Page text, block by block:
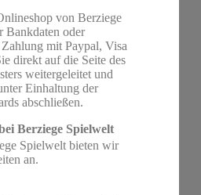
von Berziege
Bankdaten oder
mit Paypal, Visa
direkt auf die Seite des
weitergeleitet und
Einhaltung der
abschließen.
Berziege Spielwelt
Spielwelt bieten wir
an.